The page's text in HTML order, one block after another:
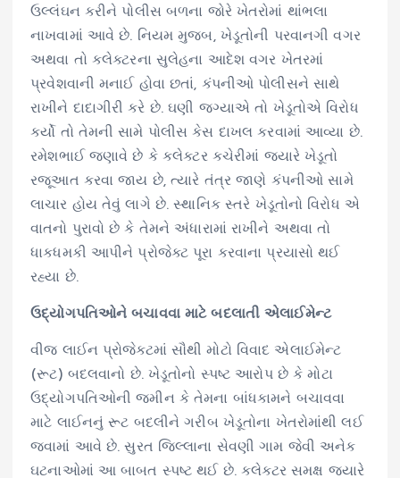
ઉલ્લંઘન કરીને પોલીસ બળના જોરે ખેતરોમાં થાંભલા
નાખવામાં આવે છે. નિયમ મુજબ, ખેડૂતોની પરવાનગી વગર
અથવા તો કલેક્ટરના સુલેહના આદેશ વગર ખેતરમાં
પ્રવેશવાની મનાઈ હોવા છતાં, કંપનીઓ પોલીસને સાથે
રાખીને દાદાગીરી કરે છે. ઘણી જગ્યાએ તો ખેડૂતોએ વિરોધ
કર્યો તો તેમની સામે પોલીસ કેસ દાખલ કરવામાં આવ્યા છે.
રમેશભાઈ જણાવે છે કે કલેક્ટર કચેરીમાં જ્યારે ખેડૂતો
રજૂઆત કરવા જાય છે, ત્યારે તંત્ર જાણે કંપનીઓ સામે
લાચાર હોય તેવું લાગે છે. સ્થાનિક સ્તરે ખેડૂતોનો વિરોધ એ
વાતનો પુરાવો છે કે તેમને અંધારામાં રાખીને અથવા તો
ધાકધમકી આપીને પ્રોજેક્ટ પૂરા કરવાના પ્રયાસો થઈ
રહ્યા છે.
ઉદ્યોગપતિઓને બચાવવા માટે બદલાતી એલાઈમેન્ટ
વીજ લાઈન પ્રોજેક્ટમાં સૌથી મોટો વિવાદ એલાઈમેન્ટ
(રૂટ) બદલવાનો છે. ખેડૂતોનો સ્પષ્ટ આરોપ છે કે મોટા
ઉદ્યોગપતિઓની જમીન કે તેમના બાંધકામને બચાવવા
માટે લાઈનનું રૂટ બદલીને ગરીબ ખેડૂતોના ખેતરોમાંથી લઈ
જવામાં આવે છે. સુરત જિલ્લાના સેવણી ગામ જેવી અનેક
ઘટનાઓમાં આ બાબત સ્પષ્ટ થઈ છે. કલેક્ટર સમક્ષ જ્યારે